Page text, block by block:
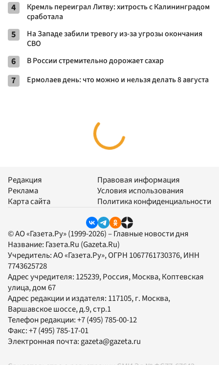
4
Кремль переиграл Литву: хитрость с Калининградом
сработала
5
На Западе забили тревогу из-за угрозы окончания
СВО
6 В России стремительно дорожает сахар
7 Ермолаев день: что можно и нельзя делать 8 августа
Редакция
Реклама
Карта сайта
Правовая информация
Условия использования
Политика конфиденциальности
© АО «Газета.Ру» (1999-2026) – Главные новости дня
Название: Газета.Ru (Gazeta.Ru)
Учредитель:АО «Газета.Ру», ОГРН 1067761730376, ИНН
7743625728
Адрес учредителя: 125239, Россия, Москва, Коптевская
улица, дом 67
Адрес редакции и издателя: 117105, г. Москва,
Варшавское шоссе, д.9, стр.1
Телефон редакции:+7 (495) 785-00-12
Факс:+7 (495) 785-17-01
Электронная почта:gazeta@gazeta.ru